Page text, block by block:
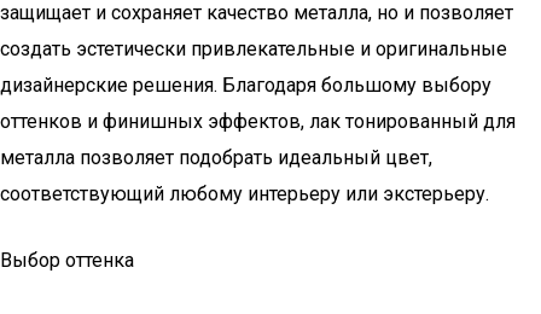
защищает и сохраняет качество металла, но и позволяет
создать эстетически привлекательные и оригинальные
дизайнерские решения. Благодаря большому выбору
оттенков и финишных эффектов, лак тонированный для
металла позволяет подобрать идеальный цвет,
соответствующий любому интерьеру или экстерьеру.
Выбор оттенка